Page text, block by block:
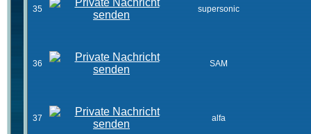
35 supersonic
36 SAM
37 alfa